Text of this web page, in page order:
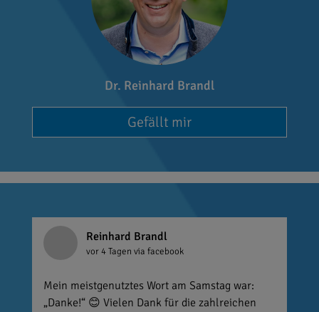
Dr. Reinhard Brandl
Gefällt mir
Reinhard Brandl
vor 4 Tagen via facebook
Mein meistgenutztes Wort am Samstag war:
„Danke!“ 😊 Vielen Dank für die zahlreichen